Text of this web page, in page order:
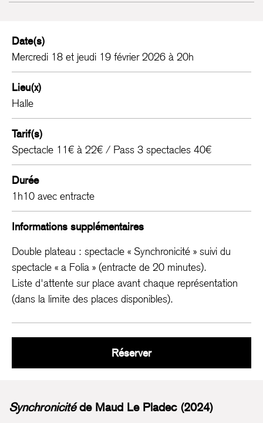
Date(s)
Mercredi 18 et jeudi 19 février 2026 à 20h
Lieu(x)
Halle
Tarif(s)
Spectacle 11€ à 22€ / Pass 3 spectacles 40€
Durée
1h10 avec entracte
Informations supplémentaires
Double plateau : spectacle « Synchronicité » suivi du
spectacle « a Folia » (entracte de 20 minutes).
Liste d'attente sur place avant chaque représentation
(dans la limite des places disponibles).
RéserverSynchronicité / a Folia
Synchronicitéde Maud Le Pladec (2024)